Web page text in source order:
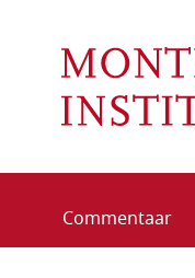
Commentaar